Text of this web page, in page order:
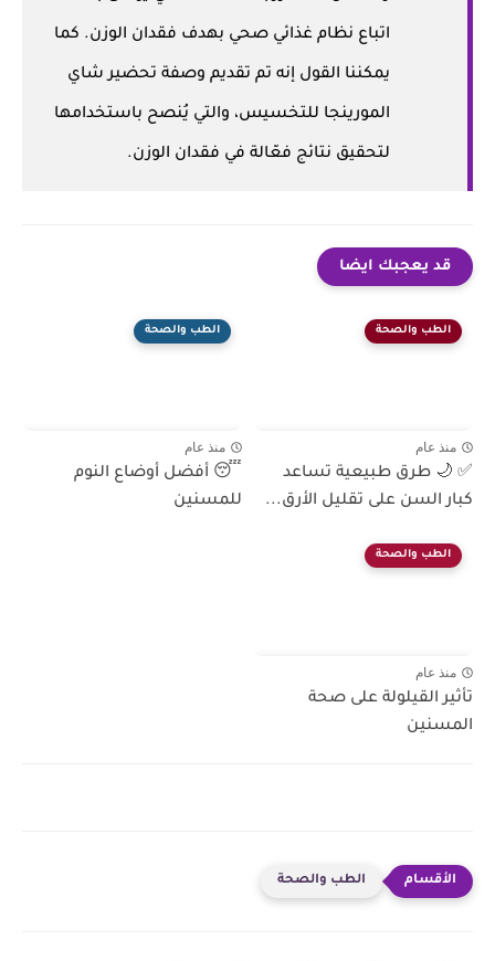
اتباع نظام غذائي صحي بهدف فقدان الوزن. كما
يمكننا القول إنه تم تقديم وصفة تحضير شاي
المورينجا للتخسيس، والتي يُنصح باستخدامها
لتحقيق نتائج فعّالة في فقدان الوزن.
قد يعجبك ايضا
الطب والصحة
منذ عام
✅ 🌙 طرق طبيعية تساعد
كبار السن على تقليل الأرق...
الطب والصحة
منذ عام
😴 أفضل أوضاع النوم
للمسنين
الطب والصحة
منذ عام
تأثير القيلولة على صحة
المسنين
الطب والصحة